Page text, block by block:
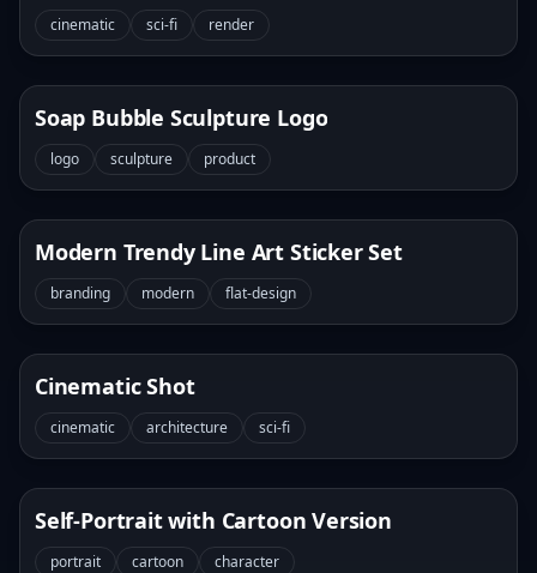
cinematic sci-fi render
Soap Bubble Sculpture Logo
logo sculpture product
Modern Trendy Line Art Sticker Set
branding modern flat-design
Cinematic Shot
cinematic architecture sci-fi
Self-Portrait with Cartoon Version
portrait cartoon character